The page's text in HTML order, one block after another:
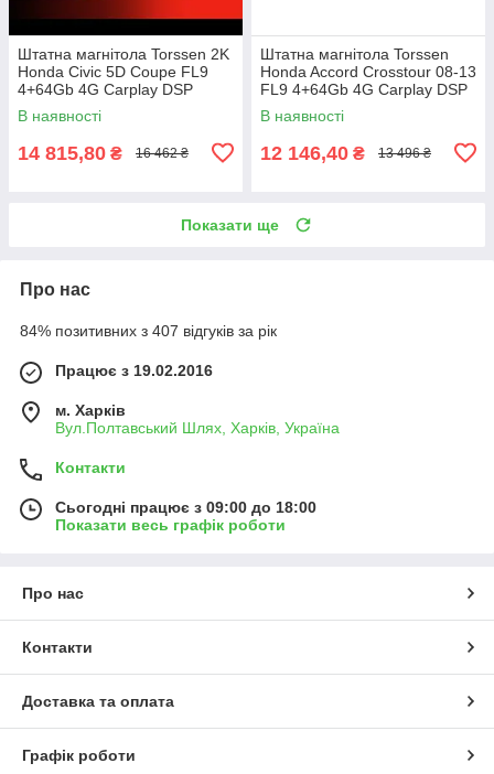
Штатна магнітола Torssen 2K
Honda Civic 5D Coupe FL9
4+64Gb 4G Carplay DSP
В наявності
14 815,80 ₴ 16 462 ₴
Штатна магнітола Torssen
Honda Accord Crosstour 08-13
FL9 4+64Gb 4G Carplay DSP
В наявності
12 146,40 ₴ 13 496 ₴
Показати ще
Про нас
84% позитивних з 407 відгуків за рік
Працює з 19.02.2016
м. Харків
Вул.Полтавський Шлях, Харків, Україна
Контакти
Сьогодні працює з 09:00 до 18:00
Показати весь графік роботи
Про нас
Контакти
Доставка та оплата
Графік роботи